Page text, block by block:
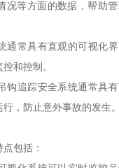
况等方面的数据，帮助
通常具有直观的可视化
和控制。
钩追踪安全系统通常具
，防止意外事故的发生。
包括：